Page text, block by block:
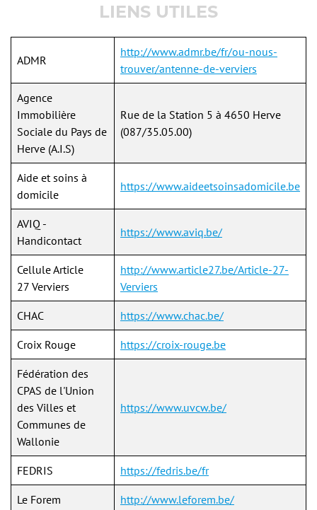
LIENS UTILES
ADMR
http://www.admr.be/fr/ou-nous-
trouver/antenne-de-verviers
Agence
Immobilière
Sociale du Pays de
Herve (A.I.S)
Rue de la Station 5 à 4650 Herve
(087/35.05.00)
Aide et soins à
domicile
https://www.aideetsoinsadomicile.be
AVIQ -
Handicontact
https://www.aviq.be/
Cellule Article
27 Verviers
http://www.article27.be/Article-27-
Verviers
CHAC https://www.chac.be/
Croix Rouge https://croix-rouge.be
Fédération des
CPAS de l'Union
des Villes et
Communes de
Wallonie
https://www.uvcw.be/
FEDRIS https://fedris.be/fr
Le Forem http://www.leforem.be/